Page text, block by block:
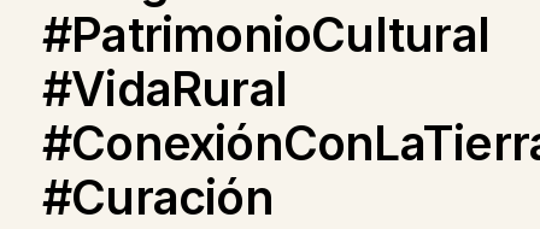
#PatrimonioCultural
#VidaRural
#Curación